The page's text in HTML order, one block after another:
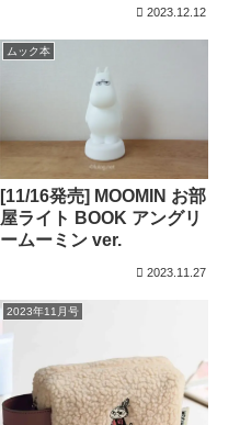
2023.12.12
ムック本
[11/16発売] MOOMIN お部
屋ライト BOOK アングリ
ームーミン ver.
2023.11.27
2023年11月号